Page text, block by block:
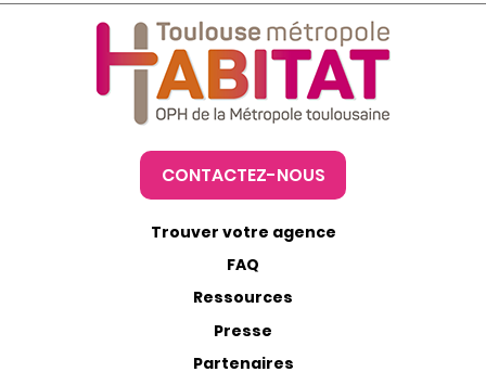
CONTACTEZ-NOUS
Trouver votre agence
FAQ
Ressources
Presse
Partenaires